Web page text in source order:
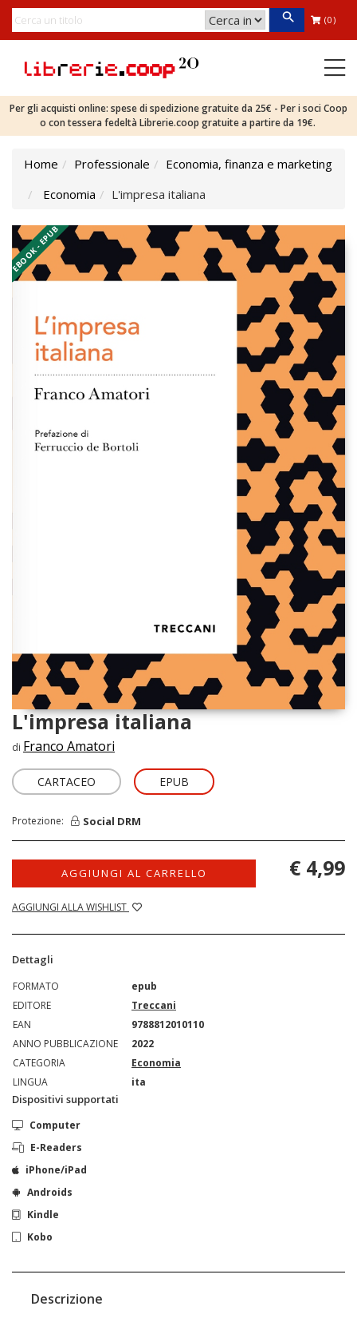
(0)
Per gli acquisti online: spese di spedizione gratuite da 25€ - Per i soci Coop
o con tessera fedeltà Librerie.coop gratuite a partire da 19€.
Home Professionale
Economia, finanza e marketing
Economia
L'impresa italiana
EBOOK - EPUB
L'impresa italiana
di Franco Amatori
CARTACEO EPUB
Protezione: Social DRM
AGGIUNGI AL CARRELLO
AGGIUNGI ALLA WISHLIST
€ 4,99
Dettagli
FORMATO
epub
EDITORE
Treccani
EAN
9788812010110
ANNO PUBBLICAZIONE
2022
CATEGORIA
Economia
LINGUA
ita
Dispositivi supportati
Computer
E-Readers
iPhone/iPad
Androids
Kindle
Kobo
Descrizione